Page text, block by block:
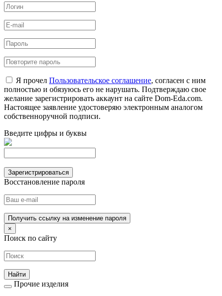
Я прочел Пользовательское соглашение, согласен с ним
полностью и обязуюсь его не нарушать. Подтверждаю свое
желание зарегистрировать аккаунт на сайте Dom-Eda.com.
Настоящее заявление удостоверяю электронным аналогом
собственноручной подписи.
Введите цифры и буквы
Зарегистрироваться
Восстановление пароля
Получить ссылку на изменение пароля
×
Поиск по сайту
Прочие изделия